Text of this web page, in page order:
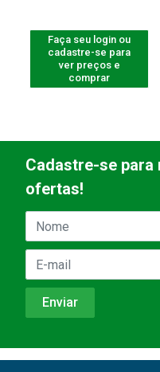
Faça seu login ou
cadastre-se para
ver preços e
comprar
Cadastre-se para
ofertas!